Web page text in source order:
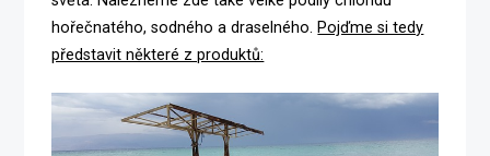
hořečnatého, sodného a draselného. Pojďme si tedy
představit některé z produktů: